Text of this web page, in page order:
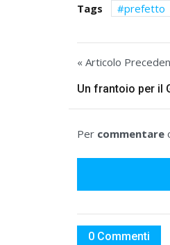
Tags prefetto
« Articolo
Un frantoio per il
Per commentare
0 Commenti